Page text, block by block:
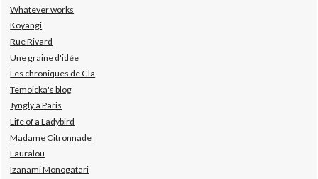
Whatever works
Koyangi
Rue Rivard
Une graine d'idée
Les chroniques de Cla
Temoicka's blog
Jyngly à Paris
Life of a Ladybird
Madame Citronnade
Lauralou
Izanami Monogatari